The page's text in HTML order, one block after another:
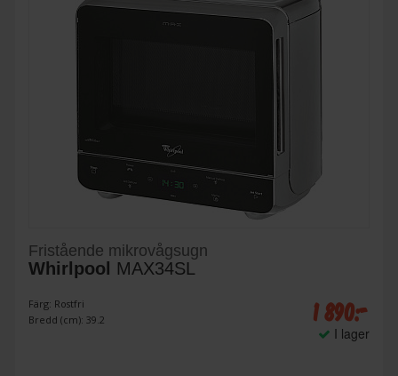
Fristående mikrovågsugn
Whirlpool MAX34SL
Färg: Rostfri
Bredd (cm): 39.2
1 890:-
I lager